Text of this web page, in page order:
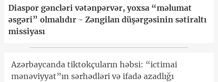
Diaspor gəncləri vətənpərvər, yoxsa “məlumat
əsgəri” olmalıdır - Zəngilan düşərgəsinin sətiraltı
missiyası
Azərbaycanda tiktokçuların həbsi: “ictimai
mənəviyyat”ın sərhədləri və ifadə azadlığı